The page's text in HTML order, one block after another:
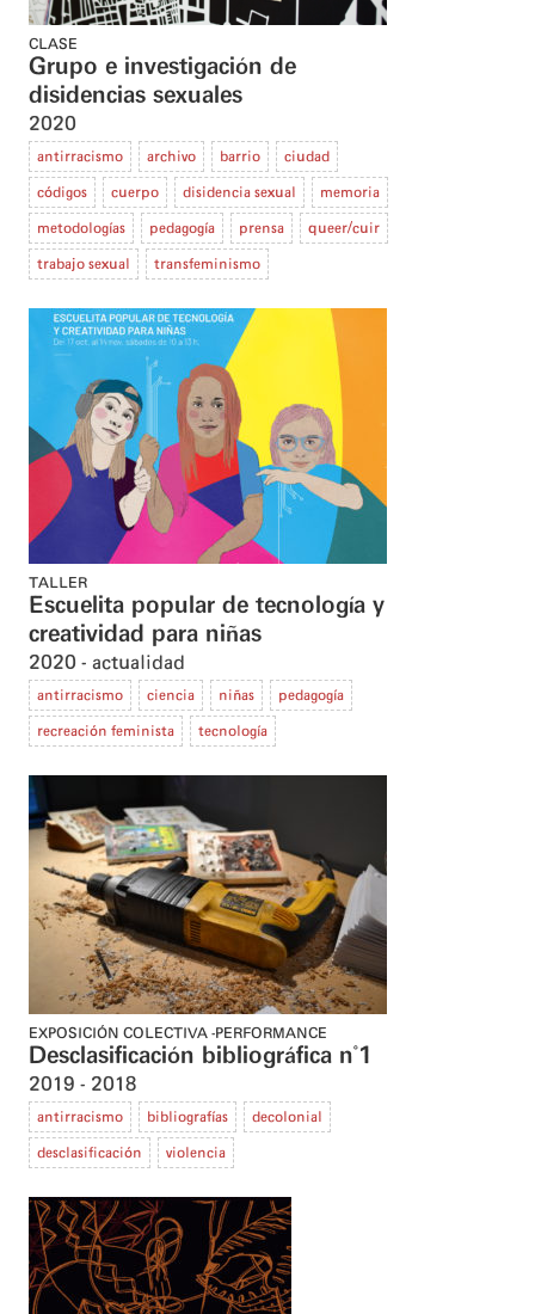
CLASE
Grupo e investigación de
disidencias sexuales
2020
antirracismo archivo barrio ciudad
códigos cuerpo disidencia sexual memoria
metodologías pedagogía prensa queer/cuir
trabajo sexual transfeminismo
TALLER
Escuelita popular de tecnología y
creatividad para niñas
2020 actualidad
antirracismo ciencia niñas pedagogía
recreación feminista tecnología
EXPOSICIÓN COLECTIVA PERFORMANCE
Desclasificación bibliográfica n°1
2019 2018
antirracismo bibliografías decolonial
desclasificación violencia